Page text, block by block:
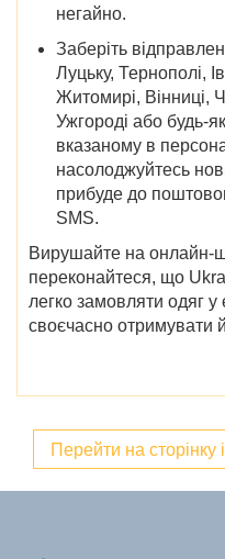
негайно.
Заберіть
Луцьку, Тернополі,
Житомирі, Вінниці,
Ужгороді або будь-
вказаному в
насолоджуйтесь
прибуде до
SMS.
Вирушайте на онлайн-
переконайтеся, що
легко замовляти одяг у
своєчасно отримувати
Перейти на сторінку